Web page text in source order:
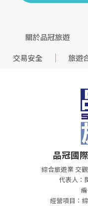
關於品冠旅遊
交易安全
旅遊
品冠國
綜合旅遊業 交
代表人：
經營項目：